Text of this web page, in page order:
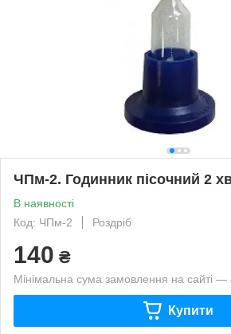
ЧПм-2. Годинник пісочний 2
В наявності
Код: ЧПм-2
Роздріб
140 ₴
Мінімальна сума замовлення на сайті —
Купити